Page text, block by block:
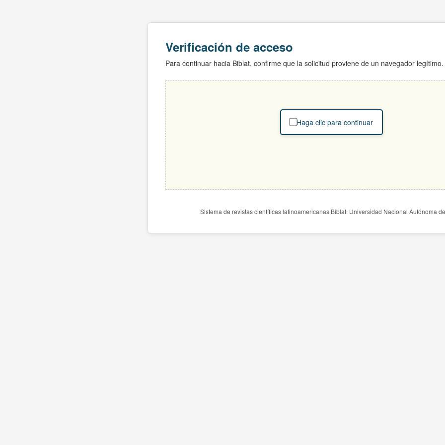
Verificación de acceso
Para continuar hacia Biblat, confirme que la solicitud proviene de un navegador legítimo.
Haga clic para continuar
Sistema de revistas científicas latinoamericanas Biblat. Universidad Nacional Autónoma